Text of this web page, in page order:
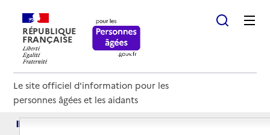
RÉPUBLIQUE
FRANÇAISE
Le site officiel d'information pour les
personnes âgées et les aidants